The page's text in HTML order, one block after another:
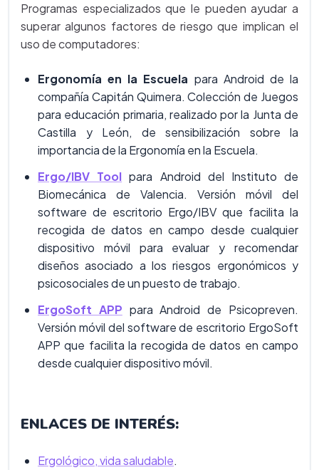
Programas especializados que le pueden ayudar a
superar algunos factores de riesgo que implican el
uso de computadores:
Ergonomía en la Escuela para Android de la
compañía Capitán Quimera. Colección de Juegos
para educación primaria, realizado por la Junta de
Castilla y León, de sensibilización sobre la
importancia de la Ergonomía en la Escuela.
Ergo/IBV Tool para Android del Instituto de
Biomecánica de Valencia. Versión móvil del
software de escritorio Ergo/IBV que facilita la
recogida de datos en campo desde cualquier
dispositivo móvil para evaluar y recomendar
diseños asociado a los riesgos ergonómicos y
psicosociales de un puesto de trabajo.
ErgoSoft APP para Android de Psicopreven.
Versión móvil del software de escritorio ErgoSoft
APP que facilita la recogida de datos en campo
desde cualquier dispositivo móvil.
ENLACES DE INTERÉS:
Ergológico, vida saludable.